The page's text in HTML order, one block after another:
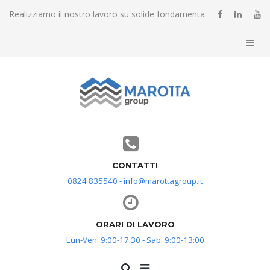
Realizziamo il nostro lavoro su solide fondamenta
CONTATTI
0824 835540 - info@marottagroup.it
ORARI DI LAVORO
Lun-Ven: 9:00-17:30 - Sab: 9:00-13:00